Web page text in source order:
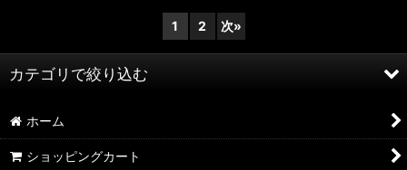
1 2 次»
カテゴリで絞り込む
消臭布（特殊活性炭入不織布）
消臭マナーポーチ
ホーム
ショッピングカート